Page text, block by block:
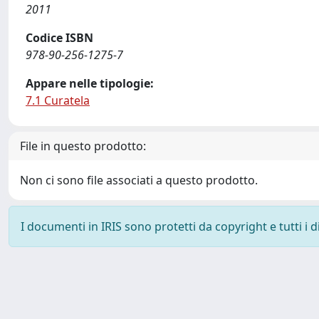
2011
Codice ISBN
978-90-256-1275-7
Appare nelle tipologie:
7.1 Curatela
File in questo prodotto:
Non ci sono file associati a questo prodotto.
I documenti in IRIS sono protetti da copyright e tutti i